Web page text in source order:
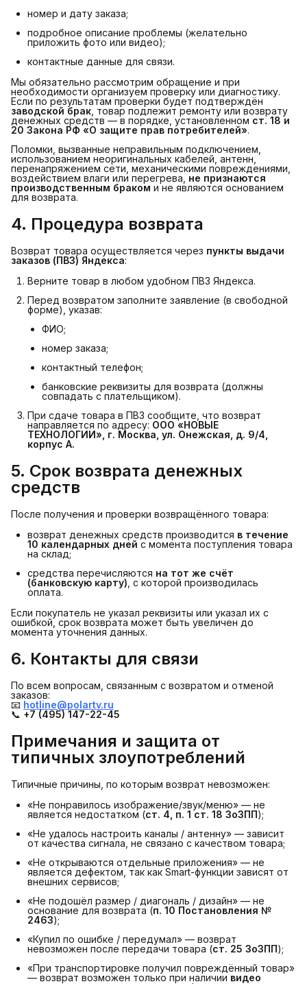
номер и дату заказа;
подробное описание проблемы (желательно
приложить фото или видео);
контактные данные для связи.
Мы обязательно рассмотрим обращение и при
необходимости организуем проверку или диагностику.
Если по результатам проверки будет подтверждён
заводской брак , товар подлежит ремонту или возврату
денежных средств — в порядке, установленном ст. 18 и
20 Закона РФ «О защите прав потребителей».
Поломки, вызванные неправильным подключением,
использованием неоригинальных кабелей, антенн,
перенапряжением сети, механическими повреждениями,
воздействием влаги или перегрева, не признаются
производственным браком и не являются основанием
для возврата.
4. Процедура возврата
Возврат товара осуществляется через пункты выдачи
заказов (ПВЗ) Яндекса:
Верните товар в любом удобном ПВЗ Яндекса.
Перед возвратом заполните заявление (в свободной
форме), указав:
ФИО;
номер заказа;
контактный телефон;
банковские реквизиты для возврата (должны
совпадать с плательщиком).
При сдаче товара в ПВЗ сообщите, что возврат
направляется по адресу: ООО «НОВЫЕ
ТЕХНОЛОГИИ», г. Москва, ул. Онежская, д. 9/4,
корпус А.
5. Срок возврата денежных
средств
После получения и проверки возвращённого товара:
возврат денежных средств производится в течение
10 календарных дней с момента поступления товара
на склад;
средства перечисляются на тот же счёт
(банковскую карту) , с которой производилась
оплата.
Если покупатель не указал реквизиты или указал их с
ошибкой, срок возврата может быть увеличен до
момента уточнения данных.
6. Контакты для связи
По всем вопросам, связанным с возвратом и отменой
заказов:
📧 hotline@polartv.ru
📞 +7 (495) 147-22-45
Примечания и защита от
типичных злоупотреблений
Типичные причины, по которым возврат невозможен:
«Не понравилось изображение/звук/меню» — не
является недостатком (ст. 4, п. 1 ст. 18 ЗоЗПП);
«Не удалось настроить каналы / антенну» — зависит
от качества сигнала, не связано с качеством товара;
«Не открываются отдельные приложения» — не
является дефектом, так как Smart-функции зависят от
внешних сервисов;
«Не подошёл размер / диагональ / дизайн» — не
основание для возврата (п. 10 Постановления №
2463);
«Купил по ошибке / передумал» — возврат
невозможен после передачи товара (ст. 25 ЗоЗПП);
«При транспортировке получил повреждённый товар»
— возврат возможен только при наличии видео